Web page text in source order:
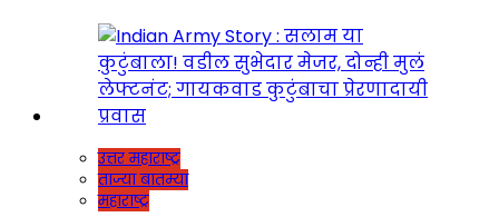
उत्तर महाराष्ट्र
ताज्या बातम्या
महाराष्ट्र